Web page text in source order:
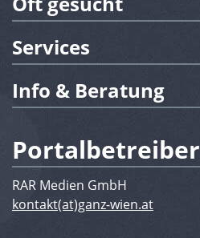
Services
Info & Beratung
Portalbetreiber
RAR Medien GmbH
kontakt(at)ganz-wien.at